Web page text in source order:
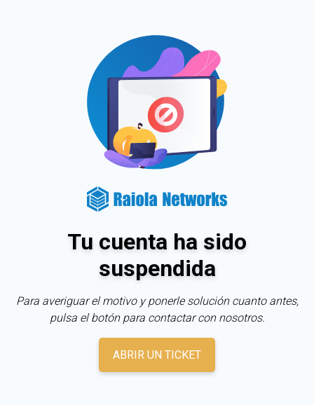
Tu cuenta ha sido
suspendida
Para averiguar el motivo y ponerle solución cuanto antes,
pulsa el botón para contactar con nosotros.
ABRIR UN TICKET